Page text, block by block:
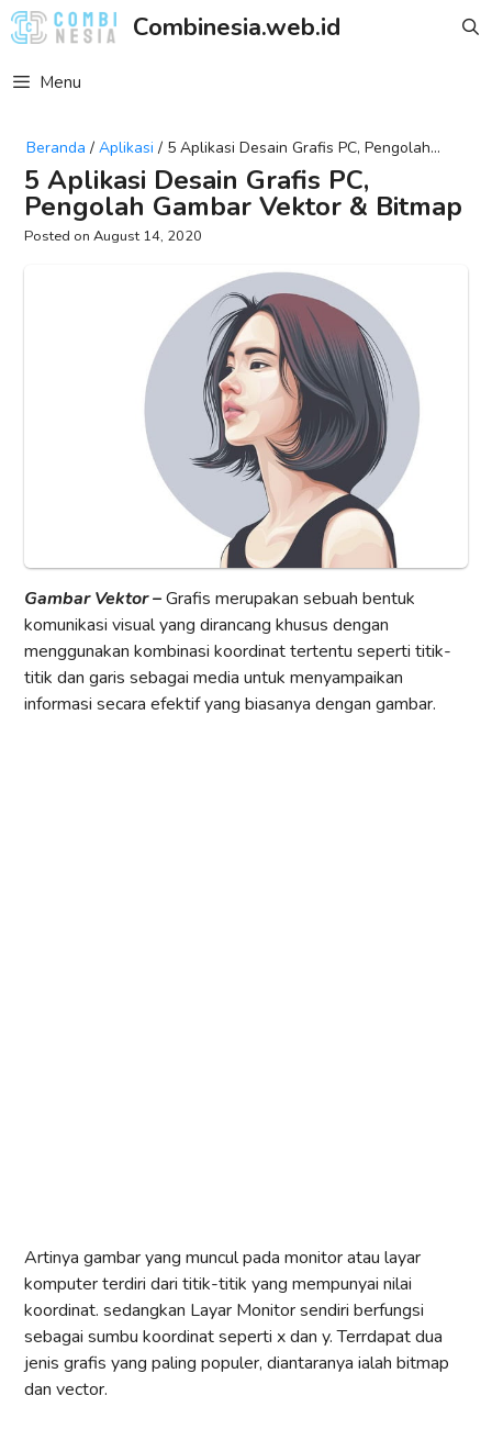
Skip
to
Combinesia.web.id
Menu
Beranda / Aplikasi / 5 Aplikasi Desain Grafis PC, Pengolah
Gambar Vektor & Bitmap
5 Aplikasi Desain Grafis PC,
Pengolah Gambar Vektor & Bitmap
August 14, 2020
Gambar Vektor –Grafis merupakan sebuah bentuk
komunikasi visual yang dirancang khusus dengan
menggunakan kombinasi koordinat tertentu seperti titik-
titik dan garis sebagai media untuk menyampaikan
informasi secara efektif yang biasanya dengan gambar.
Artinya gambar yang muncul pada monitor atau layar
komputer terdiri dari titik-titik yang mempunyai nilai
koordinat. sedangkan Layar Monitor sendiri berfungsi
sebagai sumbu koordinat seperti x dan y. Terrdapat dua
jenis grafis yang paling populer, diantaranya ialah bitmap
dan vector.